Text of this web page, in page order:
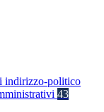
indirizzo-politico
43